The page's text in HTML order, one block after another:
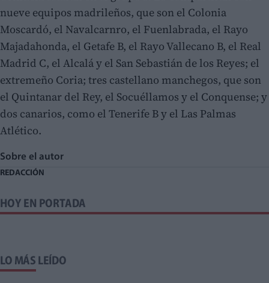
nueve equipos madrileños, que son el Colonia
Moscardó, el Navalcarnro, el Fuenlabrada, el Rayo
Majadahonda, el Getafe B, el Rayo Vallecano B, el Real
Madrid C, el Alcalá y el San Sebastián de los Reyes; el
extremeño Coria; tres castellano manchegos, que son
el Quintanar del Rey, el Socuéllamos y el Conquense; y
dos canarios, como el Tenerife B y el Las Palmas
Atlético.
Sobre el autor
REDACCIÓN
HOY EN PORTADA
LO MÁS LEÍDO